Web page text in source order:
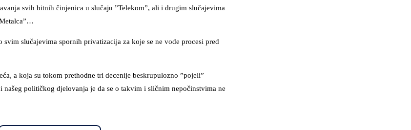
svih bitnih činjenica u slučaju ”Telekom”, ali i drugim slučajevima
slučajevima spornih privatizacija za koje se ne vode procesi pred
a koja su tokom prethodne tri decenije beskrupulozno ”pojeli”
političkog djelovanja je da se o takvim i sličnim nepočinstvima ne